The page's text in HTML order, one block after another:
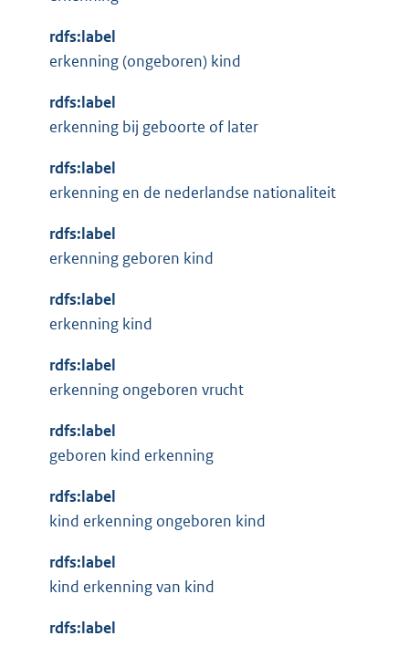
i
n
:i
n
:
rdfs:label
erkenning (ongeboren) kind
rdfs:label
erkenning bij geboorte of later
rdfs:label
erkenning en de nederlandse nationaliteit
rdfs:label
erkenning geboren kind
rdfs:label
erkenning kind
rdfs:label
erkenning ongeboren vrucht
rdfs:label
geboren kind erkenning
rdfs:label
kind erkenning ongeboren kind
rdfs:label
kind erkenning van kind
rdfs:label